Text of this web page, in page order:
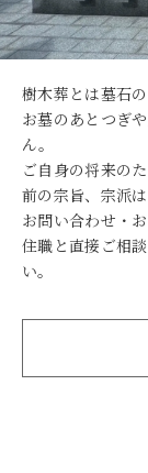
樹木葬とは墓石
お墓のあとつぎ
ん。
ご自身の将来の
前の宗旨、宗派
お問い合わせ・
住職と直接ご相
い。